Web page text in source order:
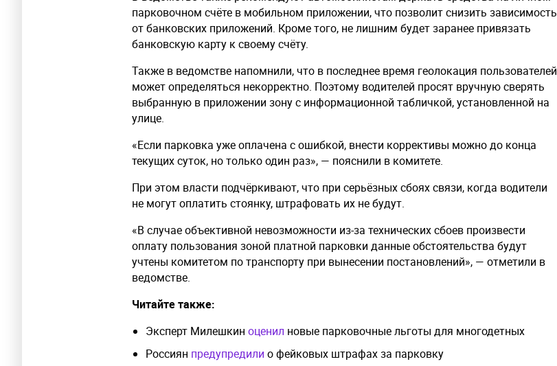
парковочном счёте в мобильном приложении, что позволит снизить зависимость
от банковских приложений. Кроме того, не лишним будет заранее привязать
банковскую карту к своему счёту.
Также в ведомстве напомнили, что в последнее время геолокация пользователей
может определяться некорректно. Поэтому водителей просят вручную сверять
выбранную в приложении зону с информационной табличкой, установленной на
улице.
«Если парковка уже оплачена с ошибкой, внести коррективы можно до конца
текущих суток, но только один раз», — пояснили в комитете.
При этом власти подчёркивают, что при серьёзных сбоях связи, когда водители
не могут оплатить стоянку, штрафовать их не будут.
«В случае объективной невозможности из-за технических сбоев произвести
оплату пользования зоной платной парковки данные обстоятельства будут
учтены комитетом по транспорту при вынесении постановлений», — отметили в
ведомстве.
Читайте также:
Эксперт Милешкин оценил новые парковочные льготы для многодетных
Россиян предупредили о фейковых штрафах за парковку